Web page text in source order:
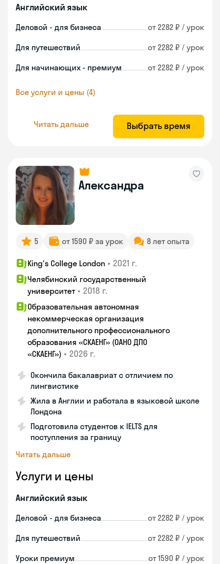
Английский язык
Деловой - для бизнеса от 2282 ₽ / урок
Для путешествий от 2282 ₽ / урок
Для начинающих - премиум от 2282 ₽ / урок
Все услуги и цены (4)
Читать дальше Выбрать время
Александра
5 от 1590 ₽ за урок 8 лет опыта
King's College London • 2021 г.
Челябинский государственный
университет • 2018 г.
Образовательная автономная
некоммерческая организация
дополнительного профессионального
образования «СКАЕНГ» (ОАНО ДПО
«СКАЕНГ») • 2026 г.
Окончила бакалавриат с отличием по
лингвистике
Жила в Англии и работала в языковой школе
Лондона
Подготовила студентов к IELTS для
поступления за границу
Читать дальше
Услуги и цены
Английский язык
Деловой - для бизнеса от 2282 ₽ / урок
Для путешествий от 2282 ₽ / урок
Уроки премиум от 1590 ₽ / урок